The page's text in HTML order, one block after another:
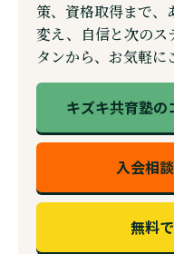
策、資格取得まで、
変え、自信と次のス
タンから、お気軽に
キズキ共育塾の
入会相
無料